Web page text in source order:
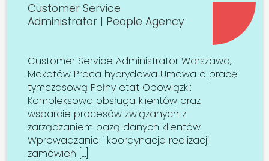
Customer Service
Administrator | People Agency
Customer Service Administrator Warszawa,
Mokotów Praca hybrydowa Umowa o pracę
tymczasową Pełny etat Obowiązki:
Kompleksowa obsługa klientów oraz
wsparcie procesów związanych z
zarządzaniem bazą danych klientów
Wprowadzanie i koordynacja realizacji
zamówień […]